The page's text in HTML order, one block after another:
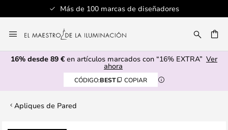
Más de 100 marcas de diseñadores
al
contenido
16% desde 89 € en artículos marcados con “16% EXTRA” Ver
ahora
CÓDIGO:BEST COPIAR
Apliques de Pared
Saltar